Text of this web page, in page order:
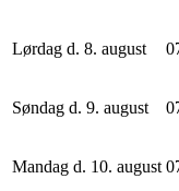
Lørdag d. 8. august 0
Søndag d. 9. august 0
Mandag d. 10. august 0